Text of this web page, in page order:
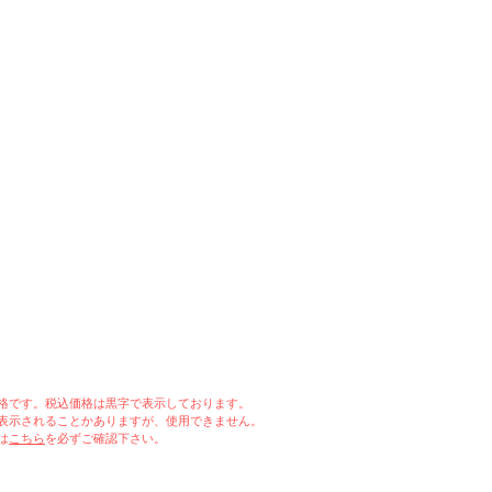
す。 税込価格は黒字で表示しております。
されることかありますが、使用できません。
こちらを必ずご確認下さい。